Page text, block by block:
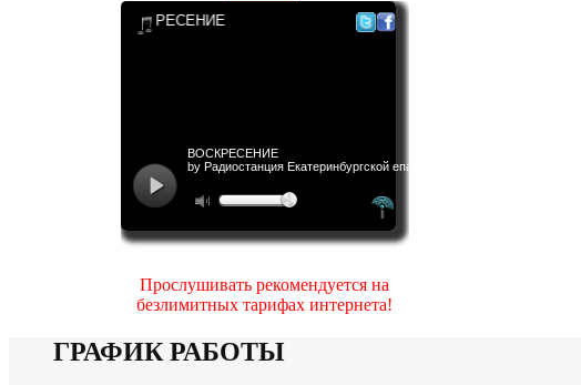
Прослушивать рекомендуется на
безлимитных тарифах интернета!
ГРАФИК РАБОТЫ